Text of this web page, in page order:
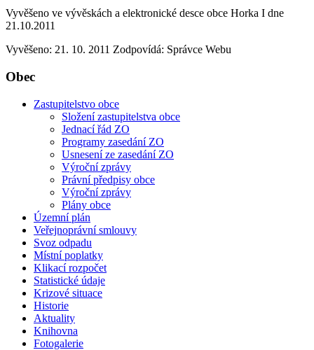
Vyvěšeno ve vývěskách a elektronické desce obce Horka I dne
21.10.2011
Vyvěšeno: 21. 10. 2011 Zodpovídá: Správce Webu
Obec
Zastupitelstvo obce
Složení zastupitelstva obce
Jednací řád ZO
Programy zasedání ZO
Usnesení ze zasedání ZO
Výroční zprávy
Právní předpisy obce
Výroční zprávy
Plány obce
Územní plán
Veřejnoprávní smlouvy
Svoz odpadu
Místní poplatky
Klikací rozpočet
Statistické údaje
Krizové situace
Historie
Aktuality
Knihovna
Fotogalerie